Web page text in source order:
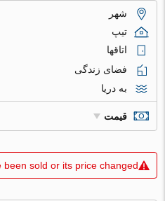
شهر
تیپ
اتاقها
فضای زندگی
به دریا
قیمت
sold or its price changed